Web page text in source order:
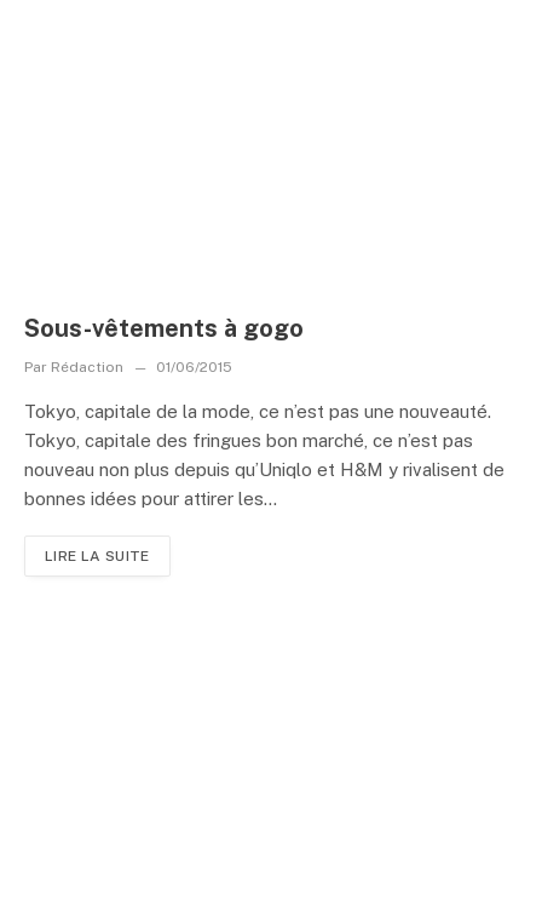
Sous-vêtements à gogo
Par Rédaction 01/06/2015
Tokyo, capitale de la mode, ce n’est pas une nouveauté.
Tokyo, capitale des fringues bon marché, ce n’est pas
nouveau non plus depuis qu’Uniqlo et H&M y rivalisent de
bonnes idées pour attirer les...
LIRE LA SUITE